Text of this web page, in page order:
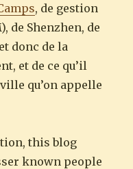
, de gestion
de Shenzhen, de
donc de la
et de ce qu’il
qu’on appelle
this blog
known people